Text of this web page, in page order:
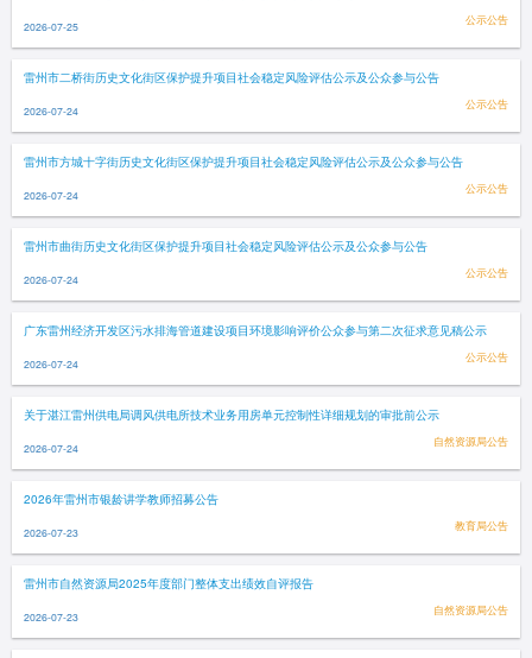
2026-07-25 公示公告
雷州市二桥街历史文化街区保护提升项目社会稳定风险评估公示及公众参与公告
2026-07-24 公示公告
雷州市方城十字街历史文化街区保护提升项目社会稳定风险评估公示及公众参与公告
2026-07-24 公示公告
雷州市曲街历史文化街区保护提升项目社会稳定风险评估公示及公众参与公告
2026-07-24 公示公告
广东雷州经济开发区污水排海管道建设项目环境影响评价公众参与第二次征求意见稿公示
2026-07-24 公示公告
关于湛江雷州供电局调风供电所技术业务用房单元控制性详细规划的审批前公示
2026-07-24 自然资源局公告
2026年雷州市银龄讲学教师招募公告
2026-07-23 教育局公告
雷州市自然资源局2025年度部门整体支出绩效自评报告
2026-07-23 自然资源局公告